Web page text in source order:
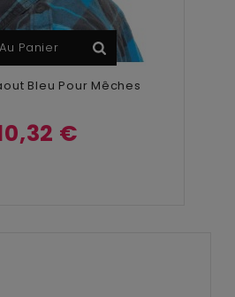
Panier
Bleu Pour Mêches
€